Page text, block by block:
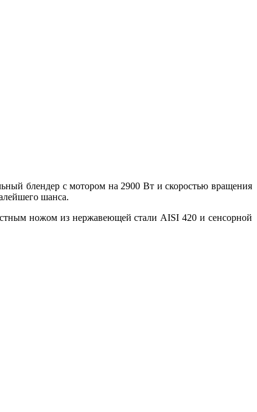
блендер с мотором на 2900 Вт и скоростью вращения
шанса.
ножом из нержавеющей стали AISI 420 и сенсорной